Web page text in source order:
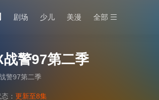
剧场 少儿 美漫 全部
战警97第二季
警97第二季
： 更新至8集